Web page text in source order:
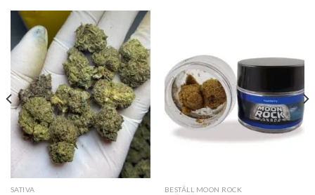
SATIVA BESTÄLL MOON ROCK